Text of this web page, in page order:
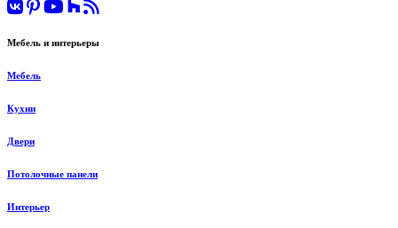
Мебель и интерьеры
Мебель
Кухни
Двери
Потолочные панели
Интерьер